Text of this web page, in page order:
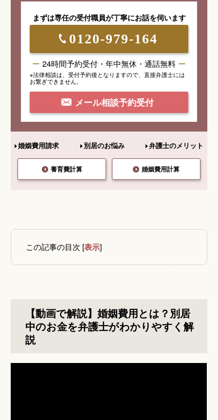
まずは専任の受付職員が丁寧にお話を伺います
0120-979-164
24時間予約受付・年中無休・通話無料
※法律相談は、受付予約後となりますので、 直接弁護士には
お繋ぎできません。
メール相談予約受付
婚姻費用請求 別居のお悩み 弁護士のメリット
養育費計算 婚姻費用計算
この記事の目次 [表示]
【動画で解説】婚姻費用とは？別居
中のお金を弁護士がわかりやすく解
説